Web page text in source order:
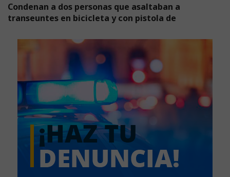
Condenan a dos personas que asaltaban a
transeuntes en bicicleta y con pistola de